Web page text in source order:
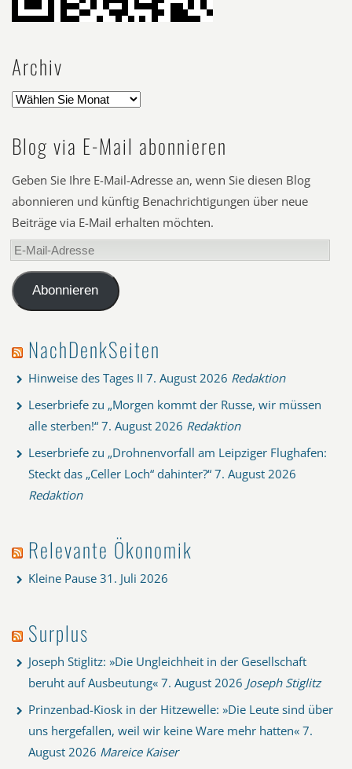
Archiv
Blog via E-Mail abonnieren
Geben Sie Ihre E-Mail-Adresse an, wenn Sie diesen Blog
abonnieren und künftig Benachrichtigungen über neue
Beiträge via E-Mail erhalten möchten.
E-
Mail-
AdresseAbonnieren
NachDenkSeiten
Hinweise des Tages II 7. August 2026 Redaktion
Leserbriefe zu „Morgen kommt der Russe, wir müssen
alle sterben!“ 7. August 2026 Redaktion
Leserbriefe zu „Drohnenvorfall am Leipziger Flughafen:
Steckt das „Celler Loch“ dahinter?“ 7. August 2026
Redaktion
Relevante Ökonomik
Kleine Pause 31. Juli 2026
Surplus
Joseph Stiglitz: »Die Ungleichheit in der Gesellschaft
beruht auf Ausbeutung« 7. August 2026 Joseph Stiglitz
Prinzenbad-Kiosk in der Hitzewelle: »Die Leute sind über
uns hergefallen, weil wir keine Ware mehr hatten« 7.
August 2026 Mareice Kaiser